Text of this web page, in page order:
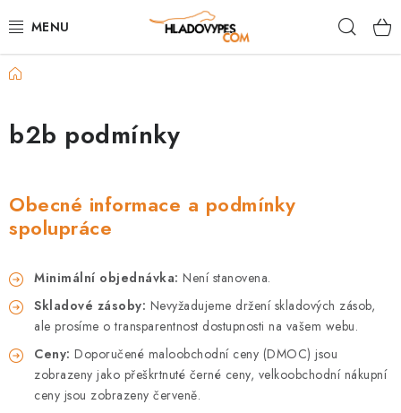
na
POTŘEBY PRO PSY
TAMI PŘEPRAVNÍ BOXY
BACK ON TRACK
VĚRNOSTNÍ PROGRAM
ZNAČKY
PRODEJNA
Domů
b2b podmínky
Obecné informace a podmínky
spolupráce
Minimální objednávka: Není stanovena.
Skladové zásoby: Nevyžadujeme držení skladových zásob,
ale prosíme o transparentnost dostupnosti na vašem webu.
Ceny: Doporučené maloobchodní ceny (DMOC) jsou
zobrazeny jako přeškrtnuté černé ceny, velkoobchodní nákupní
ceny jsou zobrazeny červeně.